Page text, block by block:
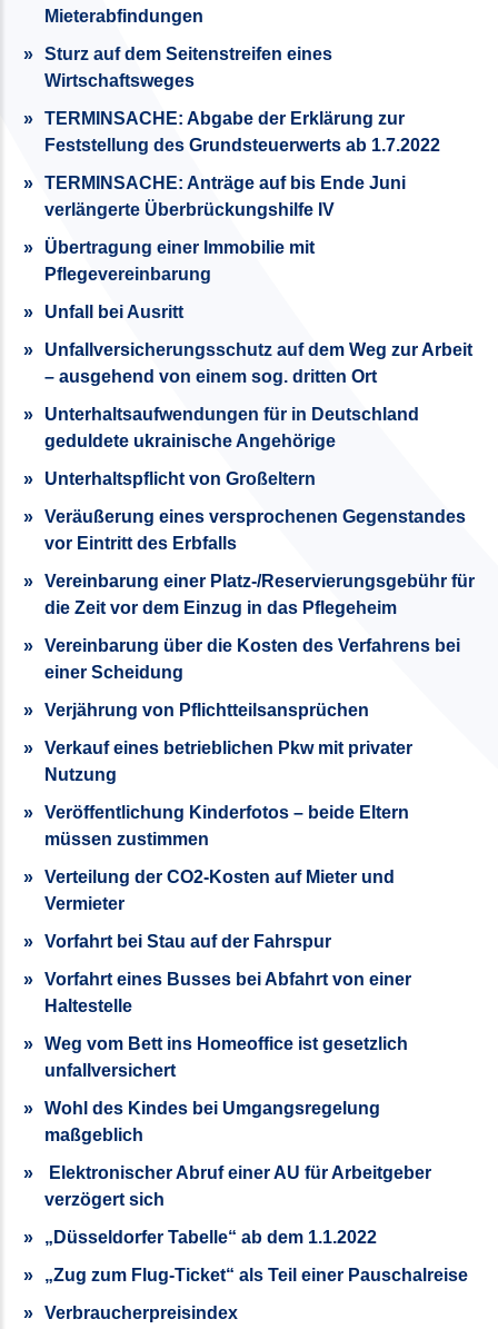
Mieterabfindungen
Sturz auf dem Seitenstreifen eines
Wirtschaftsweges
TERMINSACHE: Abgabe der Erklärung zur
Feststellung des Grund­steuerwerts ab 1.7.2022
TERMINSACHE: Anträge auf bis Ende Juni
verlängerte Überbrückungshilfe IV
Übertragung einer Immobilie mit
Pflegevereinbarung
Unfall bei Ausritt
Unfallversicherungsschutz auf dem Weg zur Arbeit
– ausgehend von einem sog. dritten Ort
Unterhaltsaufwendungen für in Deutschland
geduldete ukrainische Angehörige
Unterhaltspflicht von Großeltern
Veräußerung eines versprochenen Gegenstandes
vor Eintritt des Erbfalls
Vereinbarung einer Platz-/Reservierungsgebühr für
die Zeit vor dem Einzug in das Pflegeheim
Vereinbarung über die Kosten des Verfahrens bei
einer Scheidung
Verjährung von Pflichtteilsansprüchen
Verkauf eines betrieblichen Pkw mit privater
Nutzung
Veröffentlichung Kinderfotos – beide Eltern
müssen zustimmen
Verteilung der CO2-Kosten auf Mieter und
Vermieter
Vorfahrt bei Stau auf der Fahrspur
Vorfahrt eines Busses bei Abfahrt von einer
Haltestelle
Weg vom Bett ins Homeoffice ist gesetzlich
unfallversichert
Wohl des Kindes bei Umgangsregelung
maßgeblich
Elektronischer Abruf einer AU für Arbeitgeber
verzögert sich
„Düsseldorfer Tabelle“ ab dem 1.1.2022
„Zug zum Flug-Ticket“ als Teil einer Pauschalreise
Verbraucherpreisindex